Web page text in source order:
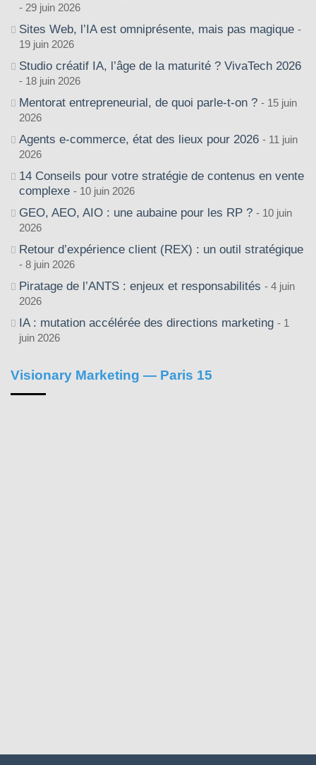
29 juin 2026
Sites Web, l’IA est omniprésente, mais pas magique
19 juin 2026
Studio créatif IA, l’âge de la maturité ? VivaTech 2026
18 juin 2026
Mentorat entrepreneurial, de quoi parle-t-on ?
15 juin
2026
Agents e-commerce, état des lieux pour 2026
11 juin
2026
14 Conseils pour votre stratégie de contenus en vente
complexe
10 juin 2026
GEO, AEO, AIO : une aubaine pour les RP ?
10 juin
2026
Retour d’expérience client (REX) : un outil stratégique
8 juin 2026
Piratage de l’ANTS : enjeux et responsabilités
4 juin
2026
IA : mutation accélérée des directions marketing
1
juin 2026
Visionary Marketing — Paris 15